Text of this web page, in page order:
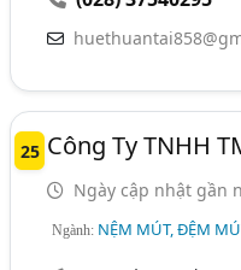
25 Công Ty TNHH
Ngày cập nhật gần
Ngành: NỆM MÚT, ĐỆM